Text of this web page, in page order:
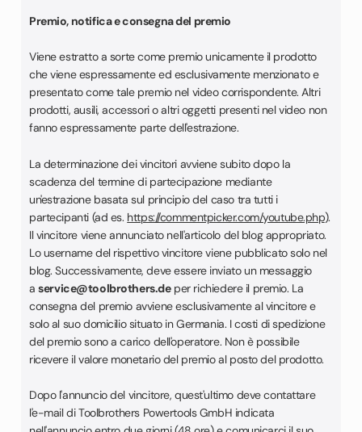
Premio, notifica e consegna del premio
Viene estratto a sorte come premio unicamente il prodotto
che viene espressamente ed esclusivamente menzionato e
presentato come tale premio nel video corrispondente. Altri
prodotti, ausili, accessori o altri oggetti presenti nel video non
fanno espressamente parte dell'estrazione.
La determinazione dei vincitori avviene subito dopo la
scadenza del termine di partecipazione mediante
un'estrazione basata sul principio del caso tra tutti i
partecipanti (ad es. https://commentpicker.com/youtube.php).
Il vincitore viene annunciato nell'articolo del blog appropriato.
Lo username del rispettivo vincitore viene pubblicato solo nel
blog. Successivamente, deve essere inviato un messaggio
a service@toolbrothers.de per richiedere il premio. La
consegna del premio avviene esclusivamente al vincitore e
solo al suo domicilio situato in Germania. I costi di spedizione
del premio sono a carico dell'operatore. Non è possibile
ricevere il valore monetario del premio al posto del prodotto.
Dopo l'annuncio del vincitore, quest'ultimo deve contattare
l'e-mail di Toolbrothers Powertools GmbH indicata